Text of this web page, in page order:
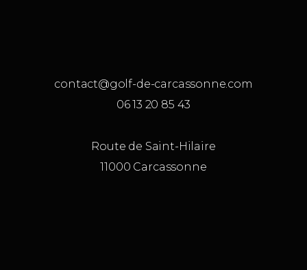
contact@golf-de-carcassonne.com
06 13 20 85 43
Route de Saint-Hilaire
11000 Carcassonne